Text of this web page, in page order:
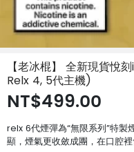
【老冰棍】 全新現貨悅
Relx 4, 5代主機)
NT$499.00
relx 6代煙彈為“無限系列”特製
顯，煙氣更收斂成團，在口腔裡